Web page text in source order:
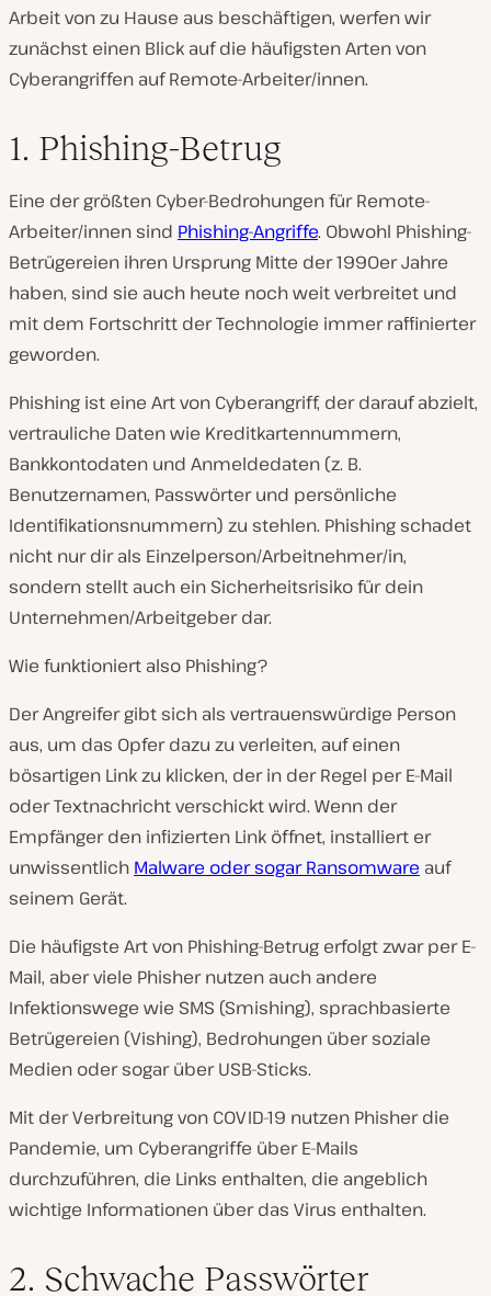
Arbeit von zu Hause aus beschäftigen, werfen wir
zunächst einen Blick auf die häufigsten Arten von
Cyberangriffen auf Remote-Arbeiter/innen.
1. Phishing-Betrug
Eine der größten Cyber-Bedrohungen für Remote-
Arbeiter/innen sind Phishing-Angriffe. Obwohl Phishing-
Betrügereien ihren Ursprung Mitte der 1990er Jahre
haben, sind sie auch heute noch weit verbreitet und
mit dem Fortschritt der Technologie immer raffinierter
geworden.
Phishing ist eine Art von Cyberangriff, der darauf abzielt,
vertrauliche Daten wie Kreditkartennummern,
Bankkontodaten und Anmeldedaten (z. B.
Benutzernamen, Passwörter und persönliche
Identifikationsnummern) zu stehlen. Phishing schadet
nicht nur dir als Einzelperson/Arbeitnehmer/in,
sondern stellt auch ein Sicherheitsrisiko für dein
Unternehmen/Arbeitgeber dar.
Wie funktioniert also Phishing?
Der Angreifer gibt sich als vertrauenswürdige Person
aus, um das Opfer dazu zu verleiten, auf einen
bösartigen Link zu klicken, der in der Regel per E-Mail
oder Textnachricht verschickt wird. Wenn der
Empfänger den infizierten Link öffnet, installiert er
unwissentlich Malware oder sogar Ransomware auf
seinem Gerät.
Die häufigste Art von Phishing-Betrug erfolgt zwar per E-
Mail, aber viele Phisher nutzen auch andere
Infektionswege wie SMS (Smishing), sprachbasierte
Betrügereien (Vishing), Bedrohungen über soziale
Medien oder sogar über USB-Sticks.
Mit der Verbreitung von COVID-19 nutzen Phisher die
Pandemie, um Cyberangriffe über E-Mails
durchzuführen, die Links enthalten, die angeblich
wichtige Informationen über das Virus enthalten.
2. Schwache Passwörter